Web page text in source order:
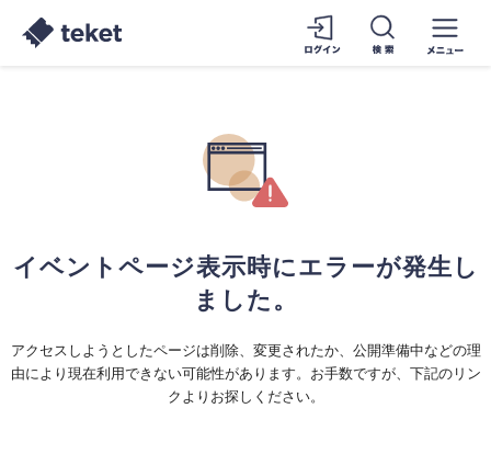
イベントページ表示時にエラーが発生し
ました。
アクセスしようとしたページは削除、変更されたか、公開準備中などの理
由により現在利用できない可能性があります。お手数ですが、下記のリン
クよりお探しください。